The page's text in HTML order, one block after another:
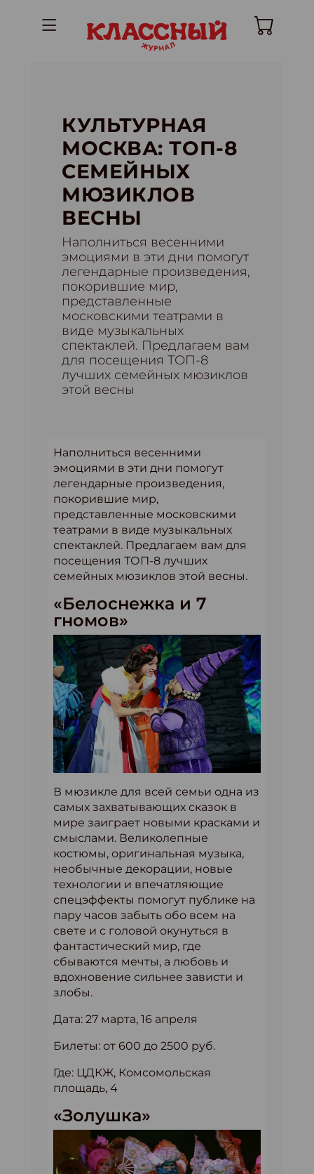
КУЛЬТУРНАЯ
МОСКВА: ТОП-8
СЕМЕЙНЫХ
МЮЗИКЛОВ
ВЕСНЫ
Наполниться весенними
эмоциями в эти дни помогут
легендарные произведения,
покорившие мир,
представленные
московскими театрами в
виде музыкальных
спектаклей. Предлагаем вам
для посещения ТОП-8
лучших семейных мюзиклов
этой весны
Наполниться весенними
эмоциями в эти дни помогут
легендарные произведения,
покорившие мир,
представленные московскими
театрами в виде музыкальных
спектаклей. Предлагаем вам для
посещения ТОП-8 лучших
семейных мюзиклов этой весны.
«Белоснежка и 7
гномов»
В мюзикле для всей семьи одна из
самых захватывающих сказок в
мире заиграет новыми красками и
смыслами. Великолепные
костюмы, оригинальная музыка,
необычные декорации, новые
технологии и впечатляющие
спецэффекты помогут публике на
пару часов забыть обо всем на
свете и с головой окунуться в
фантастический мир, где
сбываются мечты, а любовь и
вдохновение сильнее зависти и
злобы.
Дата: 27 марта, 16 апреля
Билеты: от 600 до 2500 руб.
Где: ЦДКЖ, Комсомольская
площадь, 4
«Золушка»